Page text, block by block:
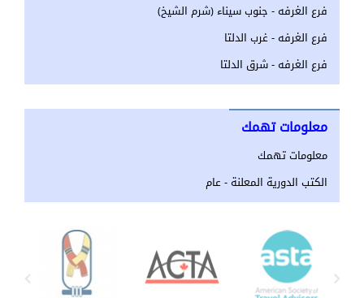
فرع الغرفه - جنوب سيناء (شرم الشيخ)
فرع الغرفه - غرب الدلتا
فرع الغرفه - شرق الدلتا
معلومات تهمك
معلومات تهمك
الكتب الدورية المعلنة - عام